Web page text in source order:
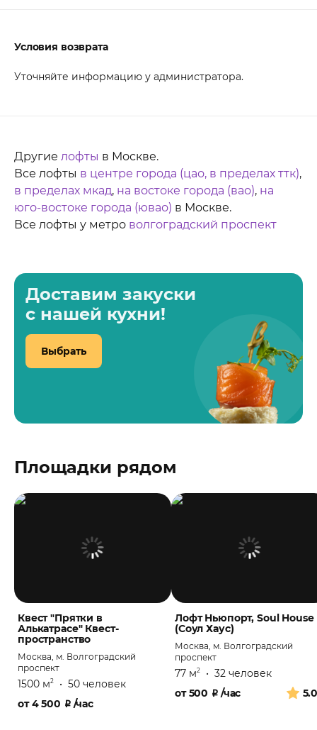
Условия возврата
Уточняйте информацию у администратора.
Другие лофты в Москве.
Все лофты в центре города (цао, в пределах ттк),
в пределах мкад, на востоке города (вао), на
юго-востоке города (ювао) в Москве.
Все лофты у метро волгоградский проспект
Доставим закуски
с нашей кухни!
Выбрать
Площадки рядом
Квест "Прятки в
Алькатрасе" Квест-
пространство
Москва, м. Волгоградский
проспект
1500 м2 • 50 человек
от4 500 ₽ /час
Лофт Ньюпорт, Soul House
(Соул Хаус)
Москва, м. Волгоградский
проспект
77 м2 • 32 человек
от500 ₽ /час